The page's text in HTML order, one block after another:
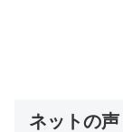
ネットの声